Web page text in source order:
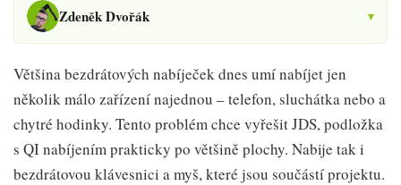
Zdeněk Dvořák ▾
Většina bezdrátových nabíječek dnes umí nabíjet jen
několik málo zařízení najednou – telefon, sluchátka nebo a
chytré hodinky. Tento problém chce vyřešit JDS, podložka
s QI nabíjením prakticky po většině plochy. Nabije tak i
bezdrátovou klávesnici a myš, které jsou součástí projektu.